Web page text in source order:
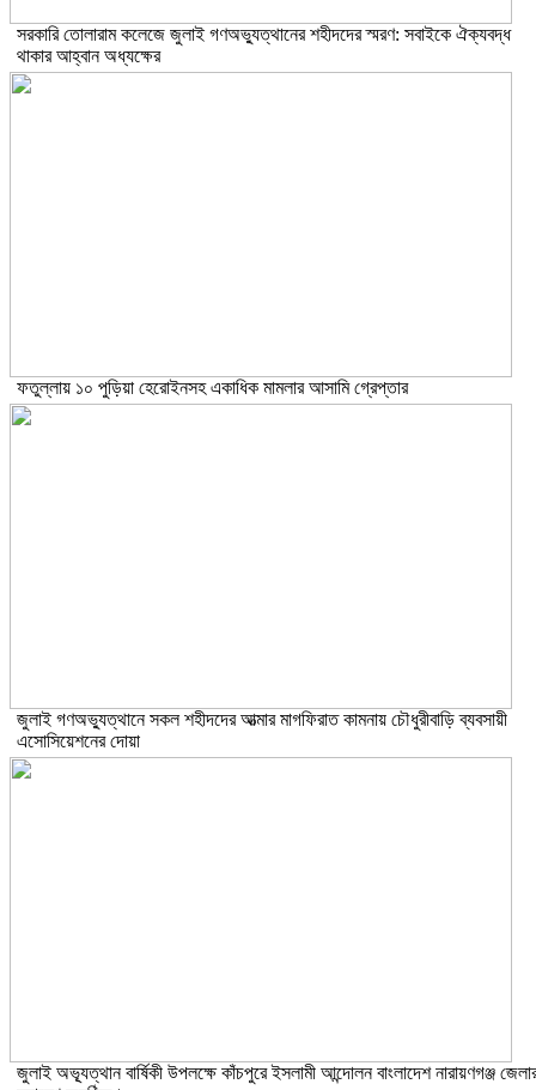
সরকারি তোলারাম কলেজে জুলাই গণঅভ্যুত্থানের শহীদদের স্মরণ: সবাইকে ঐক্যবদ্ধ
থাকার আহ্বান অধ্যক্ষের
ফতুল্লায় ১০ পুড়িয়া হেরোইনসহ একাধিক মামলার আসামি গ্রেপ্তার
জুলাই গণঅভ্যুত্থানে সকল শহীদদের আত্মার মাগফিরাত কামনায় চৌধুরীবাড়ি ব্যবসায়ী
এসোসিয়েশনের দোয়া
জুলাই অভ্যূত্থান বার্ষিকী উপলক্ষে কাঁচপুরে ইসলামী আন্দোলন বাংলাদেশ নারায়ণগঞ্জ